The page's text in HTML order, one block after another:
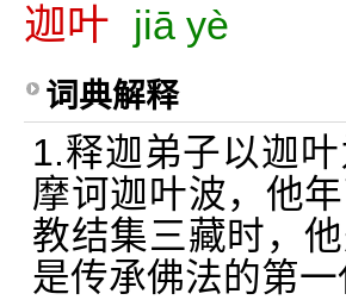
迦叶 jiā yè
词典解释
1.释迦弟子以迦
摩诃迦叶波，他
教结集三藏时，
是传承佛法的第